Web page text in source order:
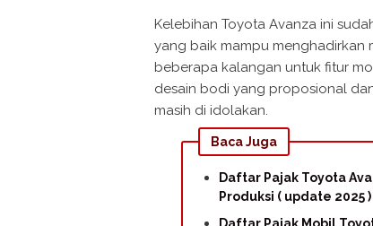
Kelebihan Toyota Avanza ini
yang baik mampu menghadirkan
beberapa kalangan untuk fitur
desain bodi yang proposional
masih di idolakan.
Baca Juga
Daftar Pajak Toyota
Produksi ( update 2025 )